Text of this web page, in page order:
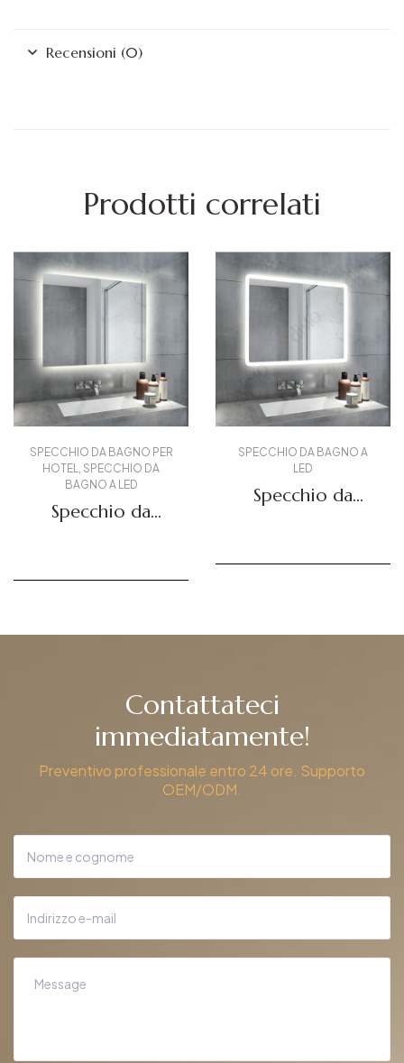
Recensioni (0)
Prodotti correlati
BAGNO PER
DA
da
01
SPECCHIO DA BAGNO A
Specchio da
DBS-03
Contattateci
immediatamente!
Preventivo professionale entro 24 ore. Supporto
OEM/ODM.